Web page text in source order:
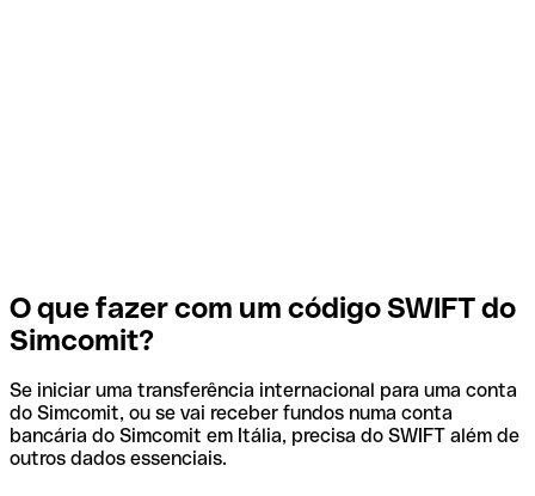
O que fazer com um código SWIFT do
Simcomit?
Se iniciar uma transferência internacional para uma conta
do Simcomit, ou se vai receber fundos numa conta
bancária do Simcomit em Itália, precisa do SWIFT além de
outros dados essenciais.